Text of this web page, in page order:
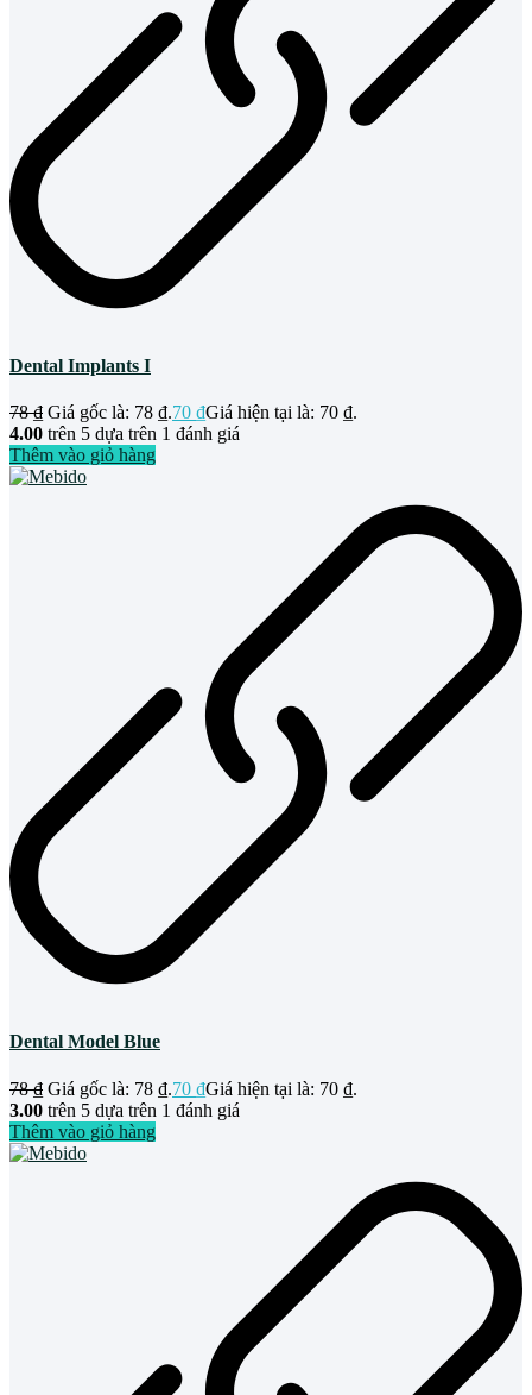
Dental Implants I
78₫ Giá gốc là: 78 ₫.70 ₫Giá hiện tại là: 70 ₫.
4.00 trên 5 dựa trên 1 đánh giá
Thêm vào giỏ hàng
Dental Model Blue
78₫ Giá gốc là: 78 ₫.70 ₫Giá hiện tại là: 70 ₫.
3.00 trên 5 dựa trên 1 đánh giá
Thêm vào giỏ hàng